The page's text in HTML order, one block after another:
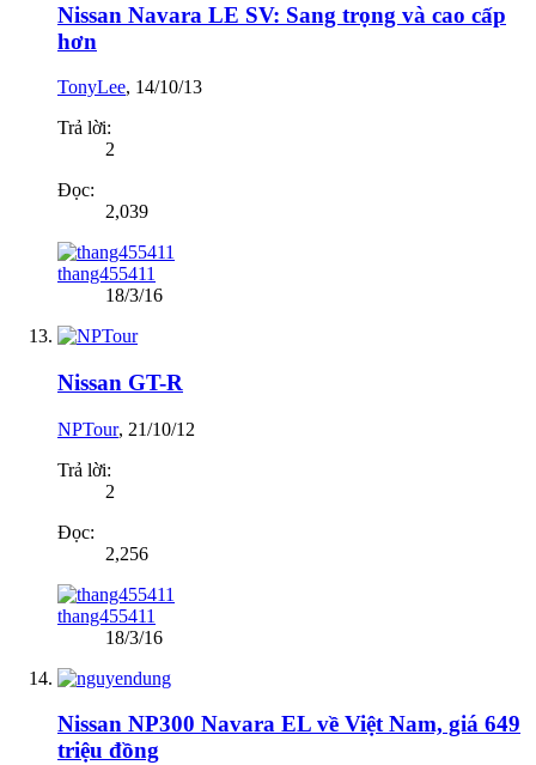
Nissan Navara LE SV: Sang trọng và cao cấp
hơn
TonyLee, 14/10/13
Trả lời:
2
Đọc:
2,039
thang455411
18/3/16
Nissan GT-R
NPTour, 21/10/12
Trả lời:
2
Đọc:
2,256
thang455411
18/3/16
Nissan NP300 Navara EL về Việt Nam, giá 649
triệu đồng